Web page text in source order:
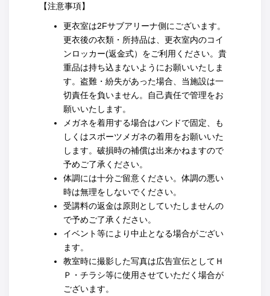
【注意事項】
更衣室は2Fサブアリーナ側にございます。
更衣後の衣類・所持品は、更衣室内のコイ
ンロッカー(返金式）をご利用ください。貴
重品は持ち込まないようにお願いいたしま
す。盗難・紛失があった場合、当施設は一
切責任を負いません。自己責任で管理をお
願いいたします。
メガネを着用する場合はバンドで固定、も
しくはスポーツメガネの着用をお願いいた
します。破損時の補償は出来かねますので
予めご了承ください。
体調には十分ご留意ください。体調の悪い
時は無理をしないでください。
受講料の返金は原則としていたしませんの
で予めご了承ください。
イベント等により中止となる場合がござい
ます。
教室時に撮影した写真は広告宣伝としてＨ
Ｐ・チラシ等に使用させていただく場合が
ございます。